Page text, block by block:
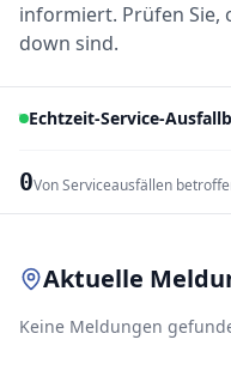
informiert. Prüfen Sie,
down sind.
Echtzeit-Service-
0Von Serviceausfällen
Aktuelle
Keine Meldungen